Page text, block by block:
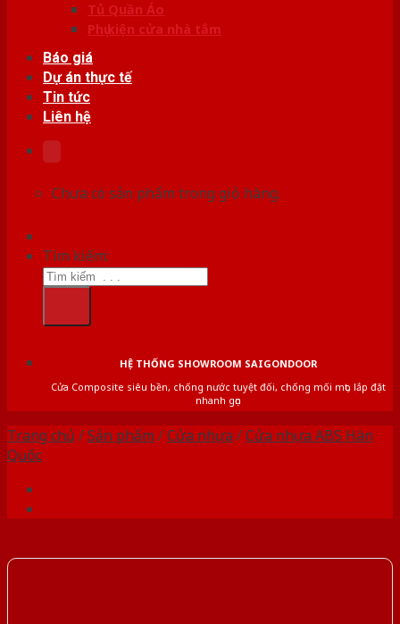
Tủ Quần Áo
Phụ kiện cửa nhà tắm
Báo giá
Dự án thực tế
Tin tức
Liên hệ
Chưa có sản phẩm trong giỏ hàng.
Tìm kiếm:
HỆ THỐNG SHOWROOM SAIGONDOOR
Cửa Composite siêu bền, chống nước tuyệt đối, chống mối mọt, lắp đặt
nhanh gọn
Trang chủ /Sản phẩm /Cửa nhựa /Cửa nhựa ABS Hàn
Quốc